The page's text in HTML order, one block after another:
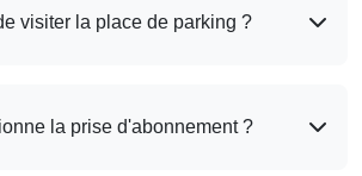
visiter la place de parking ?
la prise d'abonnement ?